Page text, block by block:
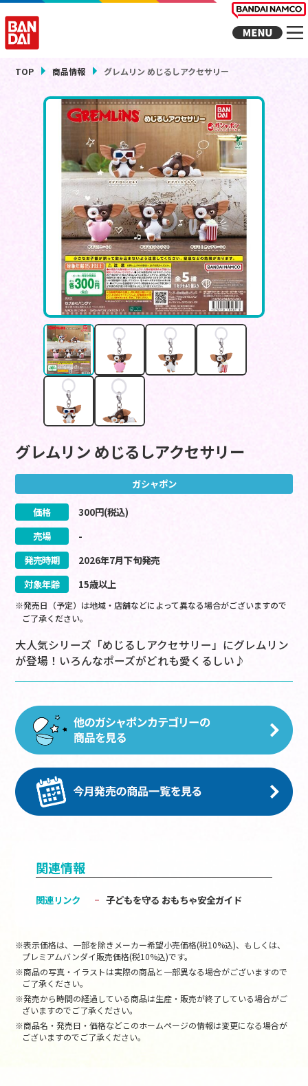
TOP 商品情報 グレムリン めじるしアクセサリー
グレムリン めじるしアクセサリー
ガシャポン
価格 300円(税込)
売場
-
発売時期
2026年7月下旬発売
対象年齢
15歳以上
※発売日（予定）は地域・店舗などによって異なる場合がございますので
ご了承ください。
大人気シリーズ「めじるしアクセサリー」にグレムリン
が登場！いろんなポーズがどれも愛くるしい♪
関連情報
関連リンク 子どもを守る おもちゃ安全ガイド
※表示価格は、一部を除きメーカー希望小売価格(税10%込)、もしくは、
プレミアムバンダイ販売価格(税10%込)です。
※商品の写真・イラストは実際の商品と一部異なる場合がございますので
ご了承ください。
※発売から時間の経過している商品は生産・販売が終了している場合がご
ざいますのでご了承ください。
※商品名・発売日・価格などこのホームページの情報は変更になる場合が
ございますのでご了承ください。